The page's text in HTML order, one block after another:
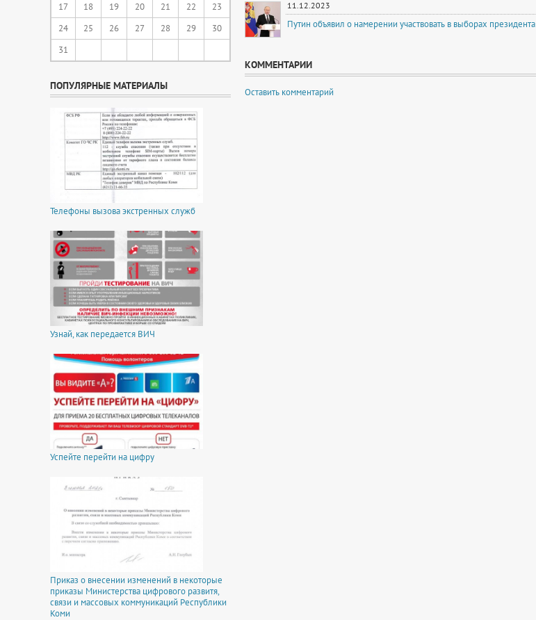
17
18 19 20 21 22
23
24
25 26 27 28 29
30
31
ПОПУЛЯРНЫЕ МАТЕРИАЛЫ
Телефоны вызова экстренных служб
Узнай, как передается ВИЧ
Успейте перейти на цифру
Приказ о внесении изменений в некоторые
приказы Министерства цифрового развитя,
связи и массовых коммуникаций Республики
Коми
11.12.2023
Путин объявил о намерении участвовать в выборах президента
КОММЕНТАРИИ
Оставить комментарий